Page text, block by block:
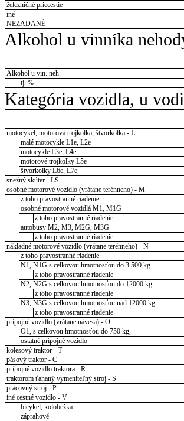
železničné priecestie
iné
NEZADANÉ
Alkohol u vinníka
Alkohol u vin. neh.
tj. %
Kategória vozidla, u
motocykel, motorová trojkolka, štvorkolka - L
malé motocykle L1e, L2e
motocykle L3e, L4e
motorové trojkolky L5e
štvorkolky L6e, L7e
snežný skúter - LS
osobné motorové vozidlo (vrátane terénneho) - M
z toho pravostranné riadenie
osobné motorové vozidlá M1, M1G
z toho pravostranné riadenie
autobusy M2, M3, M2G, M3G
z toho pravostranné riadenie
nákladné motorové vozidlo (vrátane terénneho) - N
z toho pravostranné riadenie
N1, N1G s celkovou hmotnosťou do 3 500 kg
z toho pravostranné riadenie
N2, N2G s celkovou hmotnosťou do 12000 kg
z toho pravostranné riadenie
N3, N3G s celkovou hmotnosťou nad 12000 kg
z toho pravostranné riadenie
prípojné vozidlo (vrátane návesa) - O
O1, s celkovou hmotnosťou do 750 kg,
ostatné prípojné vozidlo
kolesový traktor - T
pásový traktor - C
prípojné vozidlo traktora - R
traktorom ťahaný vymeniteľný stroj - S
pracovný stroj - P
iné cestné vozidlo - V
bicykel, kolobežka
záprahové